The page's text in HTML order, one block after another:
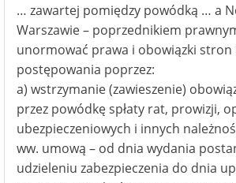
… zawartej pomiędzy powódką … a
Warszawie – poprzednikiem
unormować prawa i obowiązki stron
postępowania poprzez:
a) wstrzymanie (zawieszenie)
przez powódkę spłaty rat, prowizji,
ubezpieczeniowych i innych
ww. umową – od dnia wydania
udzieleniu zabezpieczenia do dnia